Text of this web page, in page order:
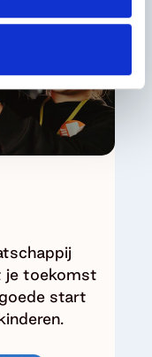
je toekomst
start